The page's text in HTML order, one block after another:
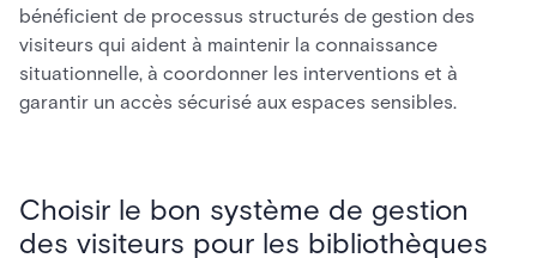
bénéficient de processus structurés de gestion des
visiteurs qui aident à maintenir la connaissance
situationnelle, à coordonner les interventions et à
garantir un accès sécurisé aux espaces sensibles.
Choisir le bon système de gestion
des visiteurs pour les bibliothèques